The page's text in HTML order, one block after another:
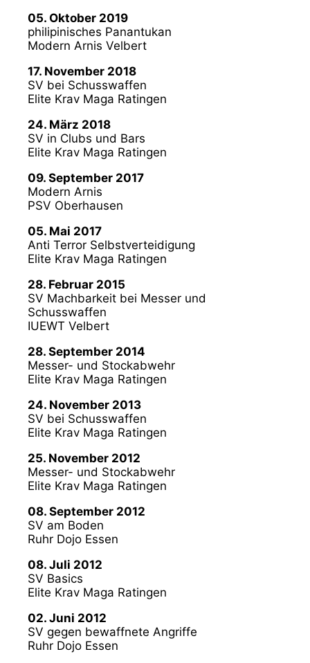
05. Oktober 2019
philipinisches Panantukan
Modern Arnis Velbert
17. November 2018
SV bei Schusswaffen
Elite Krav Maga Ratingen
24. März 2018
SV in Clubs und Bars
Elite Krav Maga Ratingen
09. September 2017
Modern Arnis
PSV Oberhausen
05. Mai 2017
Anti Terror Selbstverteidigung
Elite Krav Maga Ratingen
28. Februar 2015
SV Machbarkeit bei Messer und
Schusswaffen
IUEWT Velbert
28. September 2014
Messer- und Stockabwehr
Elite Krav Maga Ratingen
24. November 2013
SV bei Schusswaffen
Elite Krav Maga Ratingen
25. November 2012
Messer- und Stockabwehr
Elite Krav Maga Ratingen
08. September 2012
SV am Boden
Ruhr Dojo Essen
08. Juli 2012
SV Basics
Elite Krav Maga Ratingen
02. Juni 2012
SV gegen bewaffnete Angriffe
Ruhr Dojo Essen